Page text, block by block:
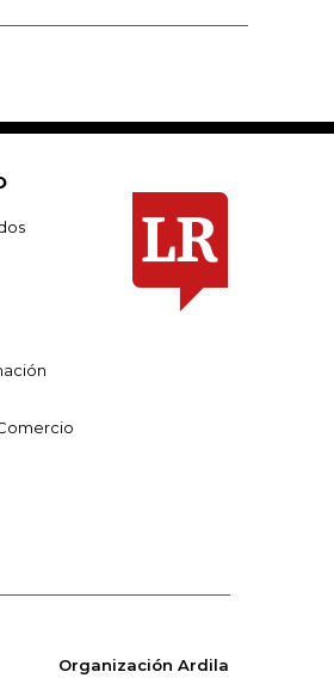
Organización Ardila